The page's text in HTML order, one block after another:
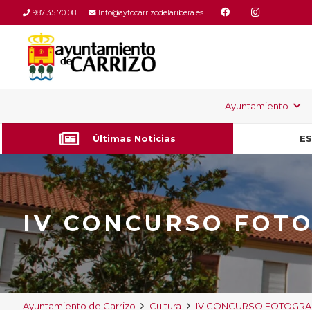
987 35 70 08 Info@aytocarrizodelaribera.es
Ayuntamiento
Últimas Noticias
IV CONCURSO
Ayuntamiento de Carrizo Cultura IV CONCURSO